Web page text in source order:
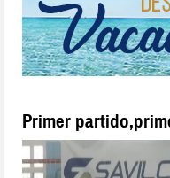
Primer